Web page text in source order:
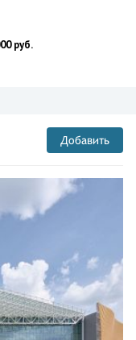
руб.
Добавить